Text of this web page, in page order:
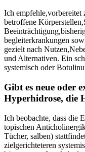
Ich empfehle,vorbereitet‌
betroffene
begleiterkrankungen
⁣gezielt nach
und Alternativen. Ein
systemisch oder
Gibt es neue oder
Hyperhidrose, die
Ich‌ beobachte, dass die⁤
topischen
Tücher, salben)
zielgerichteteren